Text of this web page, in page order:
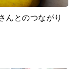
んとのつながり